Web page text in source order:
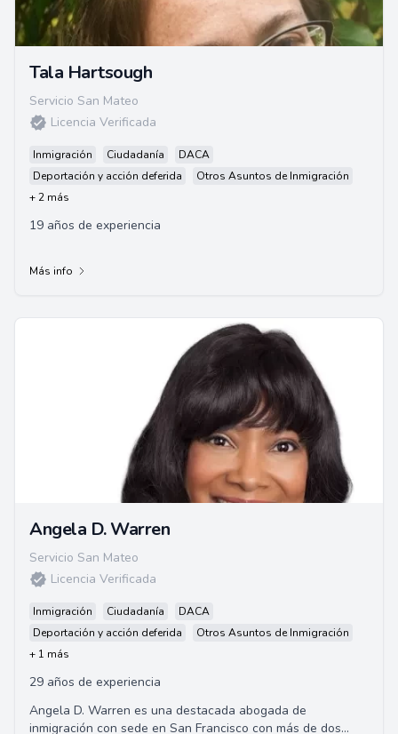
Tala Hartsough
Servicio San Mateo
Licencia Verificada
Inmigración Ciudadanía
DACA
Deportación y acción deferida
Otros Asuntos de Inmigración
+ 2 más
19 años de experiencia
Más info
Angela D. Warren
Servicio San Mateo
Licencia Verificada
Inmigración Ciudadanía
DACA
Deportación y acción deferida
Otros Asuntos de Inmigración
+ 1 más
29 años de experiencia
Angela D. Warren es una destacada abogada de
inmigración con sede en San Francisco con más de dos